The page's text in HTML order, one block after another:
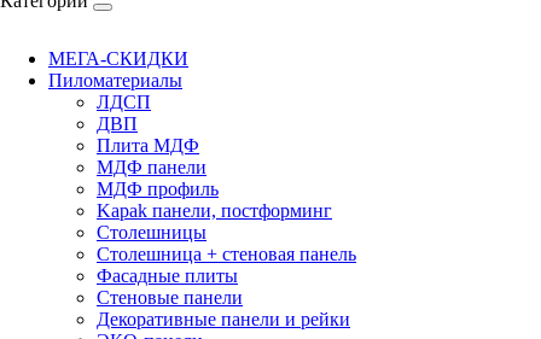
МЕГА-СКИДКИ
Пиломатериалы
ЛДСП
ДВП
Плита МДФ
МДФ панели
МДФ профиль
Kapak панели, постформинг
Столешницы
Столешница + стеновая панель
Фасадные плиты
Стеновые панели
Декоративные панели и рейки